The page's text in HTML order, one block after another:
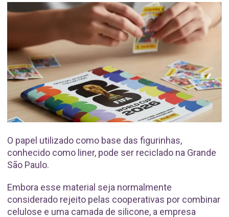
O papel utilizado como base das figurinhas,
conhecido como liner, pode ser reciclado na Grande
São Paulo.
Embora esse material seja normalmente
considerado rejeito pelas cooperativas por combinar
celulose e uma camada de silicone, a empresa